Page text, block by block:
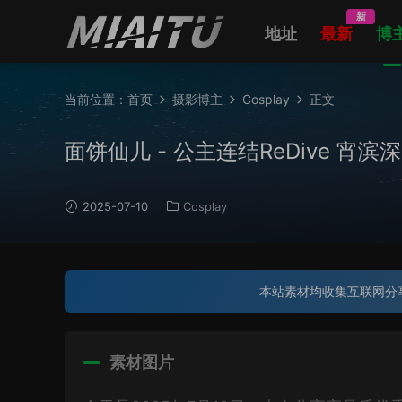
地址 最新
新
博
当前位置： 首页 摄影博主 Cosplay 正文
面饼仙儿 - 公主连结ReDive 宵滨
2025-07-10 Cosplay
本站素材均收集互联网
素材图片